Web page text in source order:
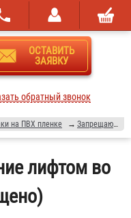
ОСТАВИТЬ
ЗАЯВКУ
обратный звонок
на ПВХ пленке → Запрещающие знаки
лифтом во